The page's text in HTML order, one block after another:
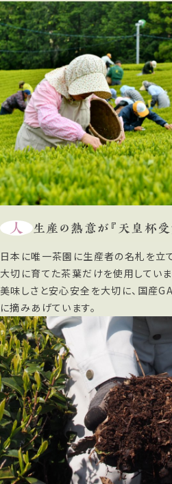
人 生産の熱意が『天皇杯受
日本に唯一茶園に生産者の名札を立
大切に育てた茶葉だけを使用していま
美味しさと安心安全を大切に、国産
に摘みあげています。